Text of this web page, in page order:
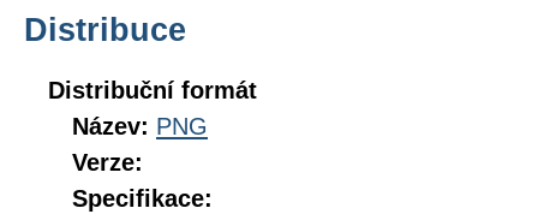
Distribuce
Distribuční formát
Název: PNG
Verze:
Specifikace: